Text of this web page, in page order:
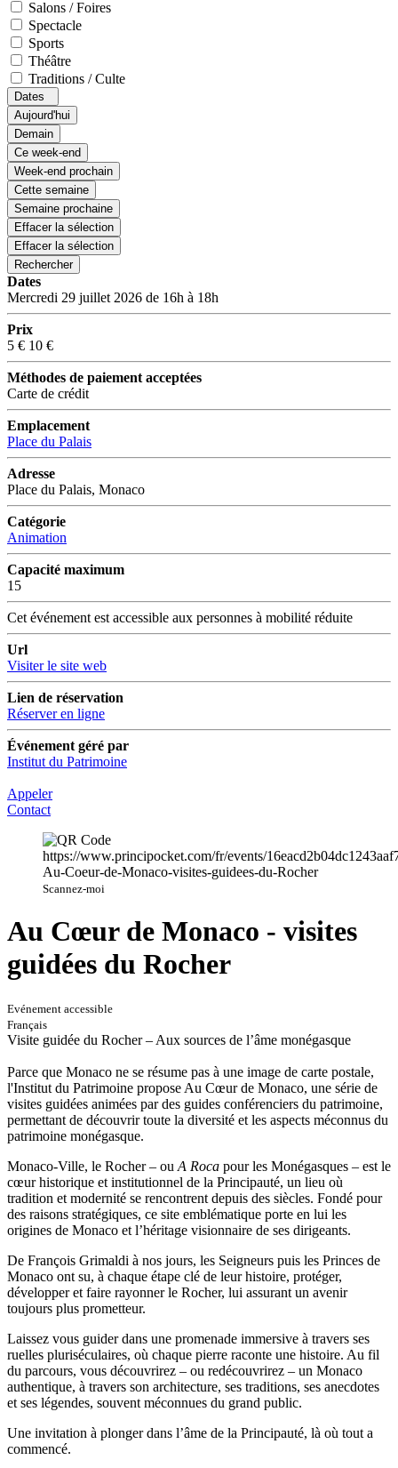
Salons / Foires
Spectacle
Sports
Théâtre
Traditions / Culte
Dates
Aujourd'hui
Demain
Ce week-end
Week-end prochain
Cette semaine
Semaine prochaine
Effacer la sélection
Effacer la sélection
Rechercher
Dates
Mercredi 29 juillet 2026 de 16h à 18h
Prix
5 € 10 €
Méthodes de paiement acceptées
Carte de crédit
Emplacement
Place du Palais
Adresse
Place du Palais, Monaco
Catégorie
Animation
Capacité maximum
15
Cet événement est accessible aux personnes à mobilité réduite
Url
Visiter le site web
Lien de réservation
Réserver en ligne
Événement géré par
Institut du Patrimoine
Appeler
Contact
Scannez-moi
Au Cœur de Monaco - visites
guidées du Rocher
Evénement accessible
Français
Visite guidée du Rocher – Aux sources de l’âme monégasque
Parce que Monaco ne se résume pas à une image de carte postale,
l'Institut du Patrimoine propose Au Cœur de Monaco, une série de
visites guidées animées par des guides conférenciers du patrimoine,
permettant de découvrir toute la diversité et les aspects méconnus du
patrimoine monégasque.
Monaco-Ville, le Rocher – ou A Roca pour les Monégasques – est le
cœur historique et institutionnel de la Principauté, un lieu où
tradition et modernité se rencontrent depuis des siècles. Fondé pour
des raisons stratégiques, ce site emblématique porte en lui les
origines de Monaco et l’héritage visionnaire de ses dirigeants.
De François Grimaldi à nos jours, les Seigneurs puis les Princes de
Monaco ont su, à chaque étape clé de leur histoire, protéger,
développer et faire rayonner le Rocher, lui assurant un avenir
toujours plus prometteur.
Laissez vous guider dans une promenade immersive à travers ses
ruelles pluriséculaires, où chaque pierre raconte une histoire. Au fil
du parcours, vous découvrirez – ou redécouvrirez – un Monaco
authentique, à travers son architecture, ses traditions, ses anecdotes
et ses légendes, souvent méconnues du grand public.
Une invitation à plonger dans l’âme de la Principauté, là où tout a
commencé.